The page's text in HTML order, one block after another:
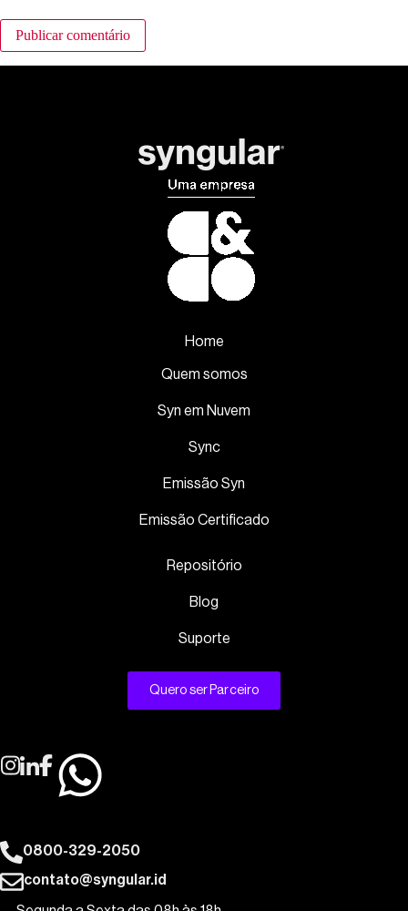
Home
Quem somos
Syn em Nuvem
Sync
Emissão Syn
Emissão Certificado
Repositório
Blog
Suporte
Quero ser Parceiro
0800-329-2050
contato@syngular.id